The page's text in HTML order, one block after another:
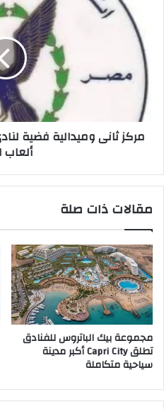
وميدالية
فضية
لنادى
إتحاد
الشرطة
الرياضى
في
ألعاب
مركز ثانى وميدالية فضية
ألعاب
مقالات ذات صلة
مجموعة بيك الباتروس للفنادق
تطلق Capri City أكبر مدينة
سياحية متكاملة